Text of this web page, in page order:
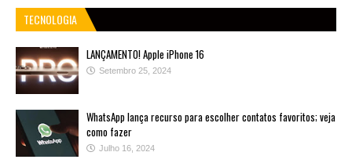
TECNOLOGIA
LANÇAMENTO! Apple iPhone 16
Setembro 25, 2024
WhatsApp lança recurso para escolher contatos favoritos; veja
como fazer
Julho 16, 2024